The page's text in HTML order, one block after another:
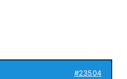
Mein
#23504